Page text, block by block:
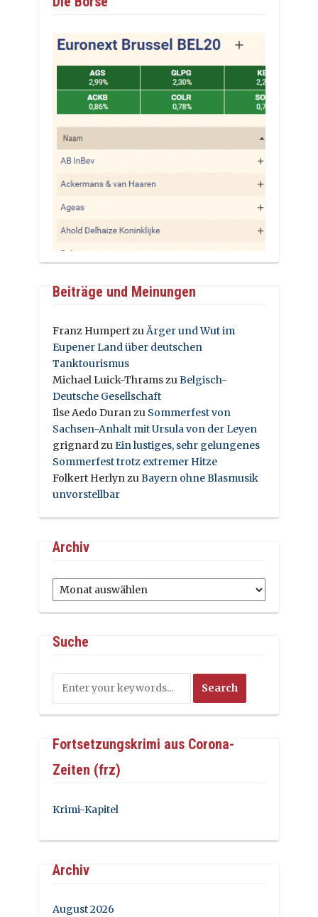
Beiträge und Meinungen
Franz HumpertzuÄrger und Wut im
Eupener Land über deutschen
Tanktourismus
Michael Luick-ThramszuBelgisch-
Deutsche Gesellschaft
Ilse Aedo Duranzu Sommerfest von
Sachsen-Anhalt mit Ursula von der Leyen
grignardzuEin lustiges, sehr gelungenes
Sommerfest trotz extremer Hitze
Folkert HerlynzuBayern ohne Blasmusik
unvorstellbar
Archiv
Archiv
Suche
Fortsetzungskrimi aus Corona-
Zeiten (frz)
Krimi-Kapitel
Archiv
August 2026